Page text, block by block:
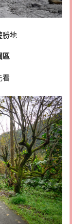
勝地
區
看